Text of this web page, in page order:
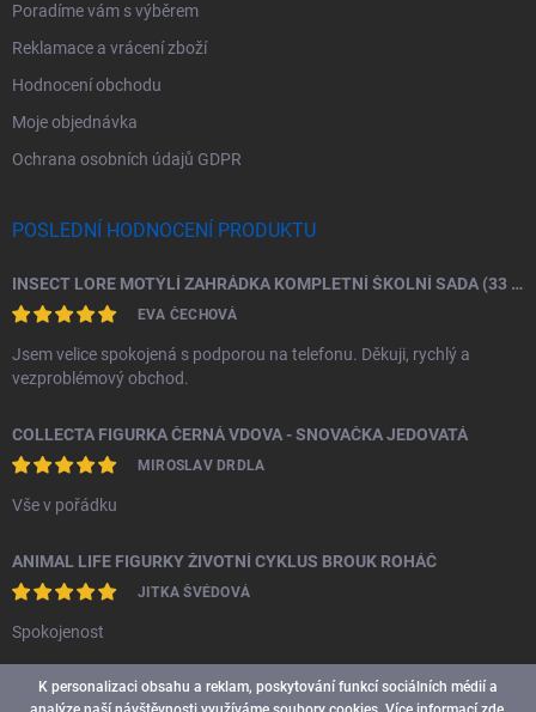
K personalizaci obsahu a reklam, poskytování funkcí sociálních médií a
Poradíme vám s výběrem
Reklamace a vrácení zboží
Hodnocení obchodu
Moje objednávka
Ochrana osobních údajů GDPR
POSLEDNÍ HODNOCENÍ PRODUKTU
INSECT LORE MOTÝLÍ ZAHRÁDKA KOMPLETNÍ ŠKOLNÍ SADA (33 HOUSENEK)
EVA ČECHOVÁ
Jsem velice spokojená s podporou na telefonu. Děkuji, rychlý a
vezproblémový obchod.
COLLECTA FIGURKA ČERNÁ VDOVA - SNOVAČKA JEDOVATÁ
MIROSLAV DRDLA
Vše v pořádku
ANIMAL LIFE FIGURKY ŽIVOTNÍ CYKLUS BROUK ROHÁČ
JITKA ŠVÉDOVÁ
Spokojenost